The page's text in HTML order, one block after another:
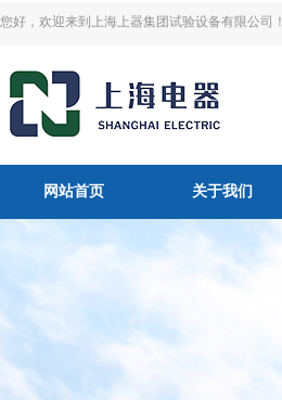
您好，欢迎来到上海上器集团试验设备有限公司！
网站首页 关于我们